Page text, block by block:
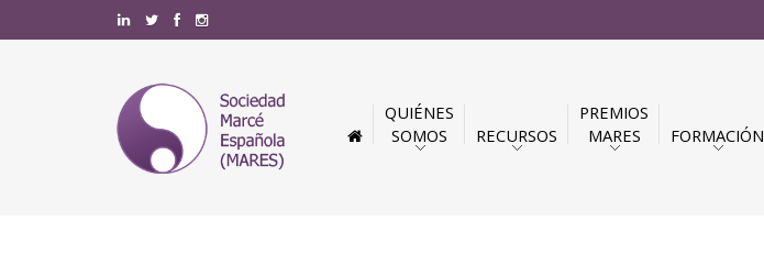
QUIÉNES
SOMOS
RECURSOS
PREMIOS
MARES
FORMACIÓN